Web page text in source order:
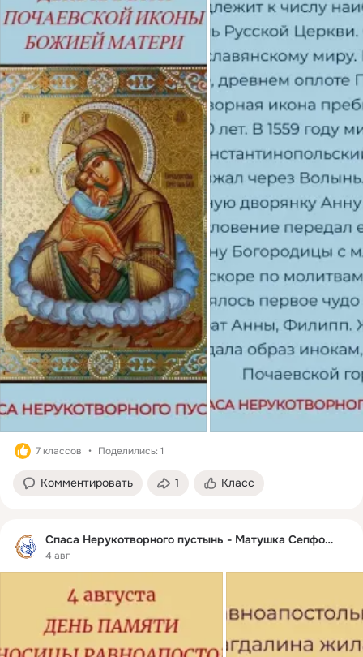
7 классов Поделились: 1
Комментировать 1 Класс
Спаса Нерукотворного пустынь - Матушка Сепфора
4 авг